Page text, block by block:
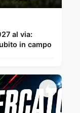
al via:
in campo